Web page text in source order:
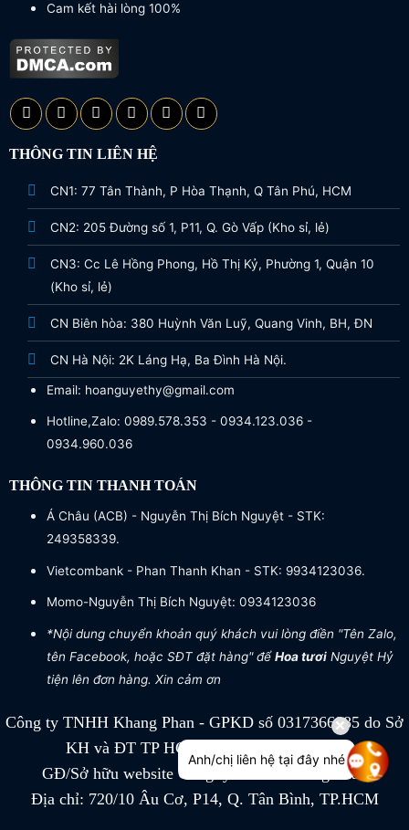
Cam kết hài lòng 100%
THÔNG TIN LIÊN HỆ
CN1: 77 Tân Thành, P Hòa Thạnh, Q Tân Phú, HCM
CN2: 205 Đường số 1, P11, Q. Gò Vấp (Kho sỉ, lẻ)
CN3: Cc Lê Hồng Phong, Hồ Thị Kỷ, Phường 1, Quận 10
(Kho sỉ, lẻ)
CN Biên hòa: 380 Huỳnh Văn Luỹ, Quang Vinh, BH, ĐN
CN Hà Nội: 2K Láng Hạ, Ba Đình Hà Nội.
Email: hoanguyethy@gmail.com
Hotline,Zalo: 0989.578.353 - 0934.123.036 -
0934.960.036
THÔNG TIN THANH TOÁN
Á Châu (ACB) - Nguyễn Thị Bích Nguyệt - STK:
249358339.
Vietcombank - Phan Thanh Khan - STK: 9934123036.
Momo-Nguyễn Thị Bích Nguyệt: 0934123036
*Nội dung chuyển khoản quý khách vui lòng điền "Tên Zalo,
tên Facebook, hoặc SĐT đặt hàng" đểHoa tươiNguyệt Hỷ
tiện lên đơn hàng. Xin cảm ơn
Công ty TNHH Khang Phan - GPKD số 0317366885 do Sở
KH và ĐT TP HCM cấp ngày 04/07/2022
GĐ/Sở hữu website Công ty TNHH Khang Phan
Địa chỉ: 720/10 Âu Cơ, P14, Q. Tân Bình, TP.HCM
Anh/chị liên hệ tại đây nhé